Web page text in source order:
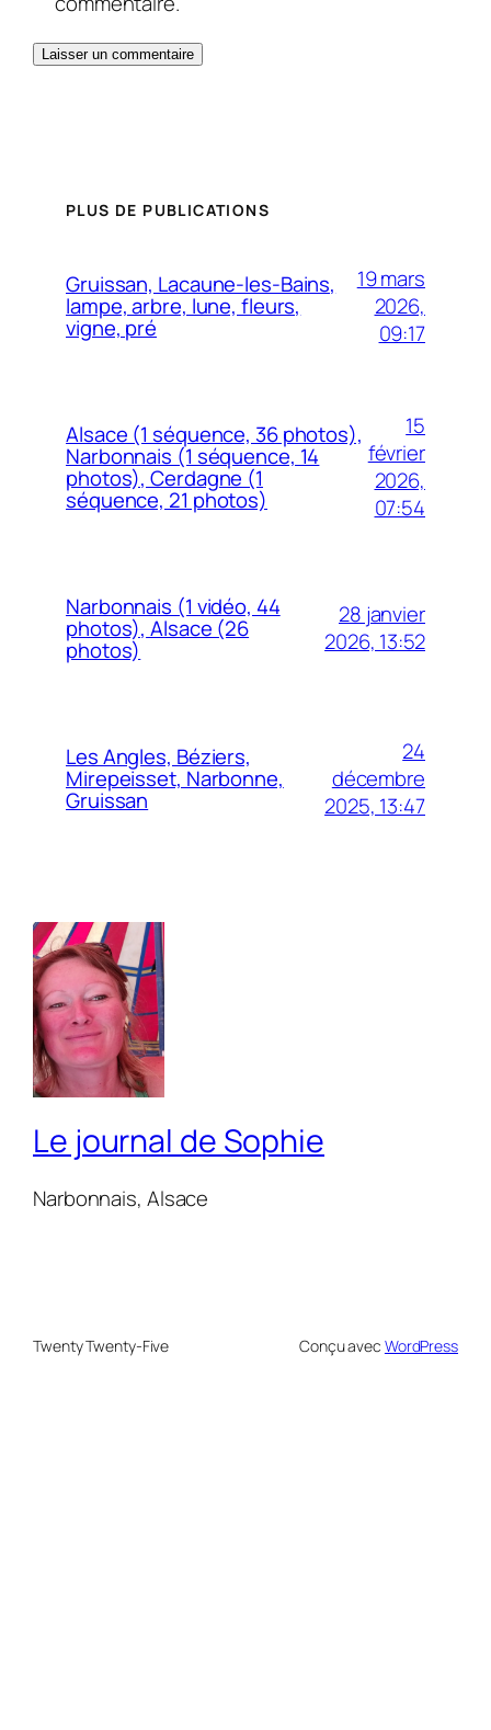
PLUS DE PUBLICATIONS
Gruissan, Lacaune-les-Bains,
lampe, arbre, lune, fleurs,
vigne, pré
19 mars
2026,
09:17
Alsace (1 séquence, 36 photos),
Narbonnais (1 séquence, 14
photos), Cerdagne (1
séquence, 21 photos)
15
février
2026,
07:54
Narbonnais (1 vidéo, 44
photos), Alsace (26
photos)
28 janvier
2026, 13:52
Les Angles, Béziers,
Mirepeisset, Narbonne,
Gruissan
24
décembre
2025, 13:47
Le journal de Sophie
Narbonnais, Alsace
Twenty Twenty-Five Conçu avec WordPress